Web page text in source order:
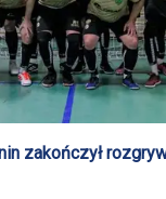
zakończył